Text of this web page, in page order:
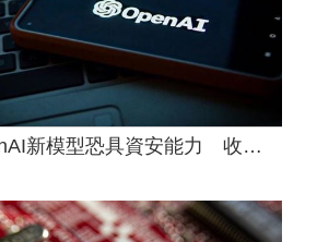
OpenAI新模型恐具資安能力 收緊研發管控